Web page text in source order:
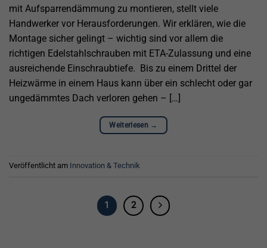
mit Aufsparrendämmung zu montieren, stellt viele
Handwerker vor Herausforderungen. Wir erklären, wie die
Montage sicher gelingt – wichtig sind vor allem die
richtigen Edelstahlschrauben mit ETA-Zulassung und eine
ausreichende Einschraubtiefe. Bis zu einem Drittel der
Heizwärme in einem Haus kann über ein schlecht oder gar
ungedämmtes Dach verloren gehen – […]
Weiterlesen →
Veröffentlicht am Innovation & Technik
1 2